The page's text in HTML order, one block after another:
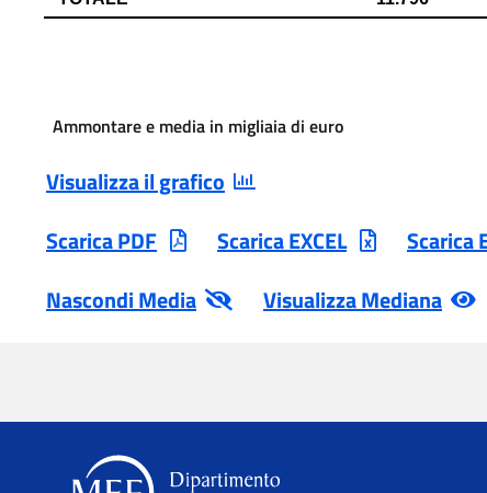
Ammontare e media in migliaia di euro